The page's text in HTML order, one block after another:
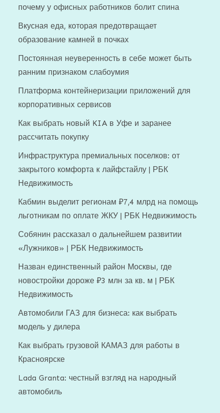
почему у офисных работников болит спина
Вкусная еда, которая предотвращает
образование камней в почках
Постоянная неуверенность в себе может быть
ранним признаком слабоумия
Платформа контейнеризации приложений для
корпоративных сервисов
Как выбрать новый KIA в Уфе и заранее
рассчитать покупку
Инфраструктура премиальных поселков: от
закрытого комфорта к лайфстайлу | РБК
Недвижимость
Кабмин выделит регионам ₽7,4 млрд на помощь
льготникам по оплате ЖКУ | РБК Недвижимость
Собянин рассказал о дальнейшем развитии
«Лужников» | РБК Недвижимость
Назван единственный район Москвы, где
новостройки дороже ₽3 млн за кв. м | РБК
Недвижимость
Автомобили ГАЗ для бизнеса: как выбрать
модель у дилера
Как выбрать грузовой КАМАЗ для работы в
Красноярске
Lada Granta: честный взгляд на народный
автомобиль